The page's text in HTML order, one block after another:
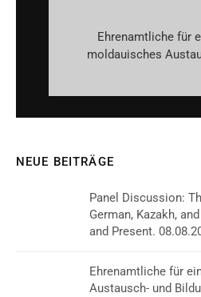
Ehrenamtliche für
moldauisches
NEUE BEITRÄGE
Panel Discussion:
German, Kazakh,
and Present.
Ehrenamtliche für
Austausch- und